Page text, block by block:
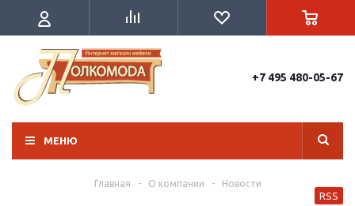
+7 495 480-05-67
МЕНЮ
Главная - О компании - Новости
RSS